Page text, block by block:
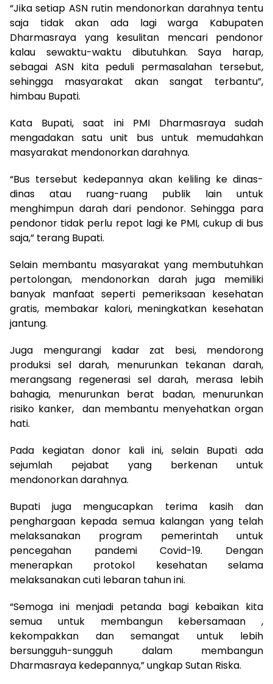
“Jika setiap ASN rutin mendonorkan darahnya tentu
saja tidak akan ada lagi warga Kabupaten
Dharmasraya yang kesulitan mencari pendonor
kalau sewaktu-waktu dibutuhkan. Saya harap,
sebagai ASN kita peduli permasalahan tersebut,
sehingga masyarakat akan sangat terbantu”,
himbau Bupati.
Kata Bupati, saat ini PMI Dharmasraya sudah
mengadakan satu unit bus untuk memudahkan
masyarakat mendonorkan darahnya.
“Bus tersebut kedepannya akan keliling ke dinas-
dinas atau ruang-ruang publik lain untuk
menghimpun darah dari pendonor. Sehingga para
pendonor tidak perlu repot lagi ke PMI, cukup di bus
saja,” terang Bupati.
Selain membantu masyarakat yang membutuhkan
pertolongan, mendonorkan darah juga memiliki
banyak manfaat seperti pemeriksaan kesehatan
gratis, membakar kalori, meningkatkan kesehatan
jantung.
Juga mengurangi kadar zat besi, mendorong
produksi sel darah, menurunkan tekanan darah,
merangsang regenerasi sel darah, merasa lebih
bahagia, menurunkan berat badan, menurunkan
risiko kanker, dan membantu menyehatkan organ
hati.
Pada kegiatan donor kali ini, selain Bupati ada
sejumlah pejabat yang berkenan untuk
mendonorkan darahnya.
Bupati juga mengucapkan terima kasih dan
penghargaan kepada semua kalangan yang telah
melaksanakan program pemerintah untuk
pencegahan pandemi Covid-19. Dengan
menerapkan protokol kesehatan selama
melaksanakan cuti lebaran tahun ini.
“Semoga ini menjadi petanda bagi kebaikan kita
semua untuk membangun kebersamaan ,
kekompakkan dan semangat untuk lebih
bersungguh-sungguh dalam membangun
Dharmasraya kedepannya,” ungkap Sutan Riska.